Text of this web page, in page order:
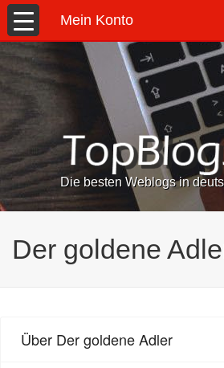
Mein Konto
Die besten Weblogs in
Der goldene
Über Der goldene Adler